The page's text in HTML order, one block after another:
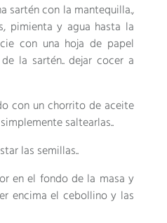
sartén con la mantequilla.,
pimienta y agua hasta la
con una hoja de papel
la sartén.. dejar cocer a
con un chorrito de aceite
saltearlas..
las semillas..
en el fondo de la masa y
encima el cebollino y las